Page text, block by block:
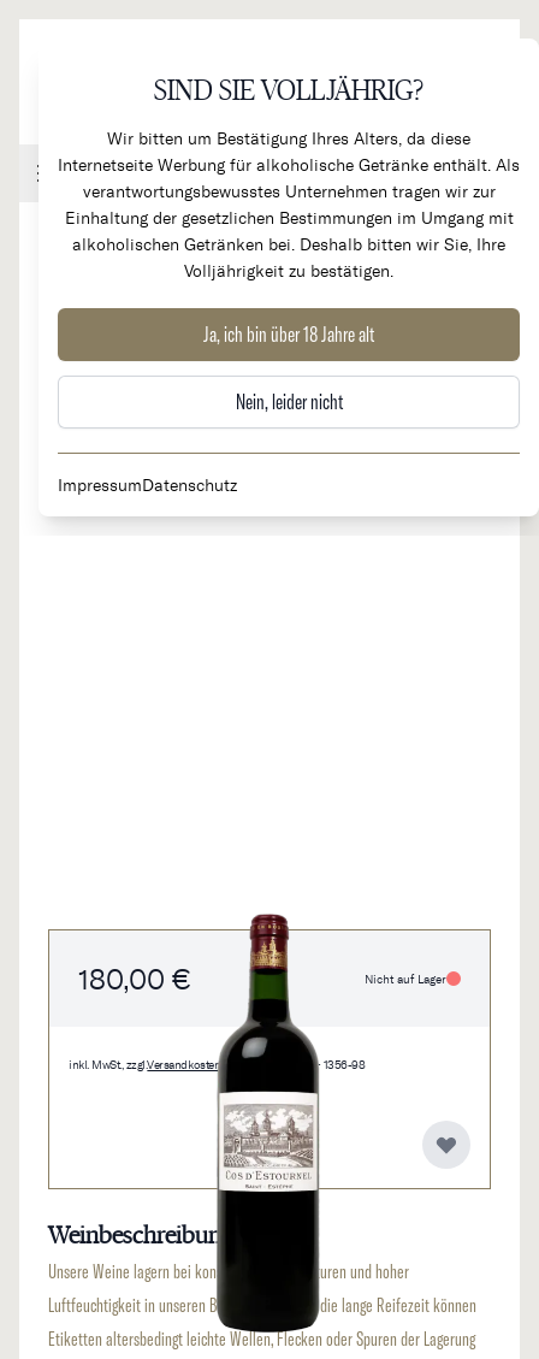
SIND SIE VOLLJÄHRIG?
Wir bitten um Bestätigung Ihres Alters, da diese
Internetseite Werbung für alkoholische Getränke enthält. Als
verantwortungsbewusstes Unternehmen tragen wir zur
Einhaltung der gesetzlichen Bestimmungen im Umgang mit
alkoholischen Getränken bei. Deshalb bitten wir Sie, Ihre
Volljährigkeit zu bestätigen.
Ja, ich bin über 18 Jahre alt
Nein, leider nicht
ImpressumDatenschutz
Handel & Gastronomie Kundenkonto Warenkorb
Chateau Cos d'Estournel
2e Cru Classé
RARITÄT
180,00 € Nicht auf Lager
inkl. MwSt., zzgl.Versandkosten • 0,75 l • 240,00 €/l • 1356-98
Weinbeschreibung
Unsere Weine lagern bei konstanten Temperaturen und hoher
Luftfeuchtigkeit in unseren Bergkellern. Durch die lange Reifezeit können
Etiketten altersbedingt leichte Wellen, Flecken oder Spuren der Lagerung